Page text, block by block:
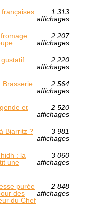
françaises
1 313
affichages
2 207
affichages
gustatif
2 220
affichages
Brasserie
2 564
affichages
et
2 520
affichages
Biarritz ?
3 981
affichages
: la
une
3 060
affichages
purée
des
du Chef
2 848
affichages